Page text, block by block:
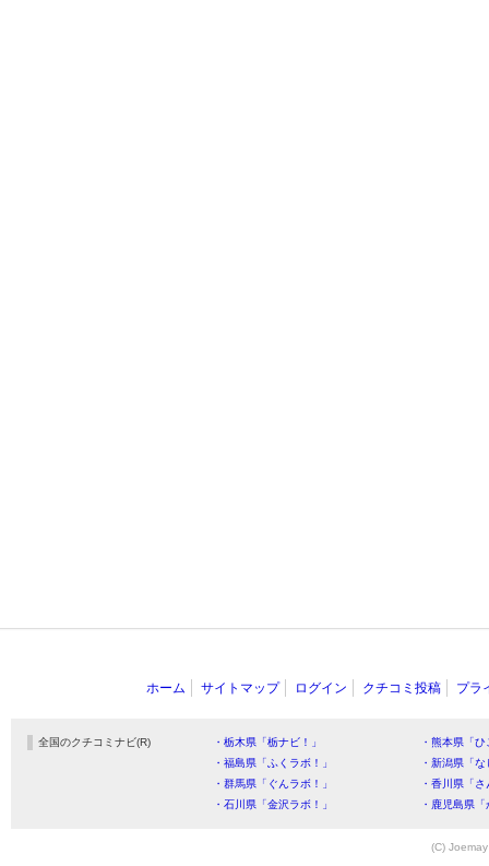
ホーム サイトマップ ログイン クチコミ投稿 プラ
全国のクチコミナビ(R) ・栃木県「栃ナビ！」
・熊本県「
・福島県「ふくラボ！」
・新潟県「
・群馬県「ぐんラボ！」
・香川県「
・石川県「金沢ラボ！」
・鹿児島県
(C)